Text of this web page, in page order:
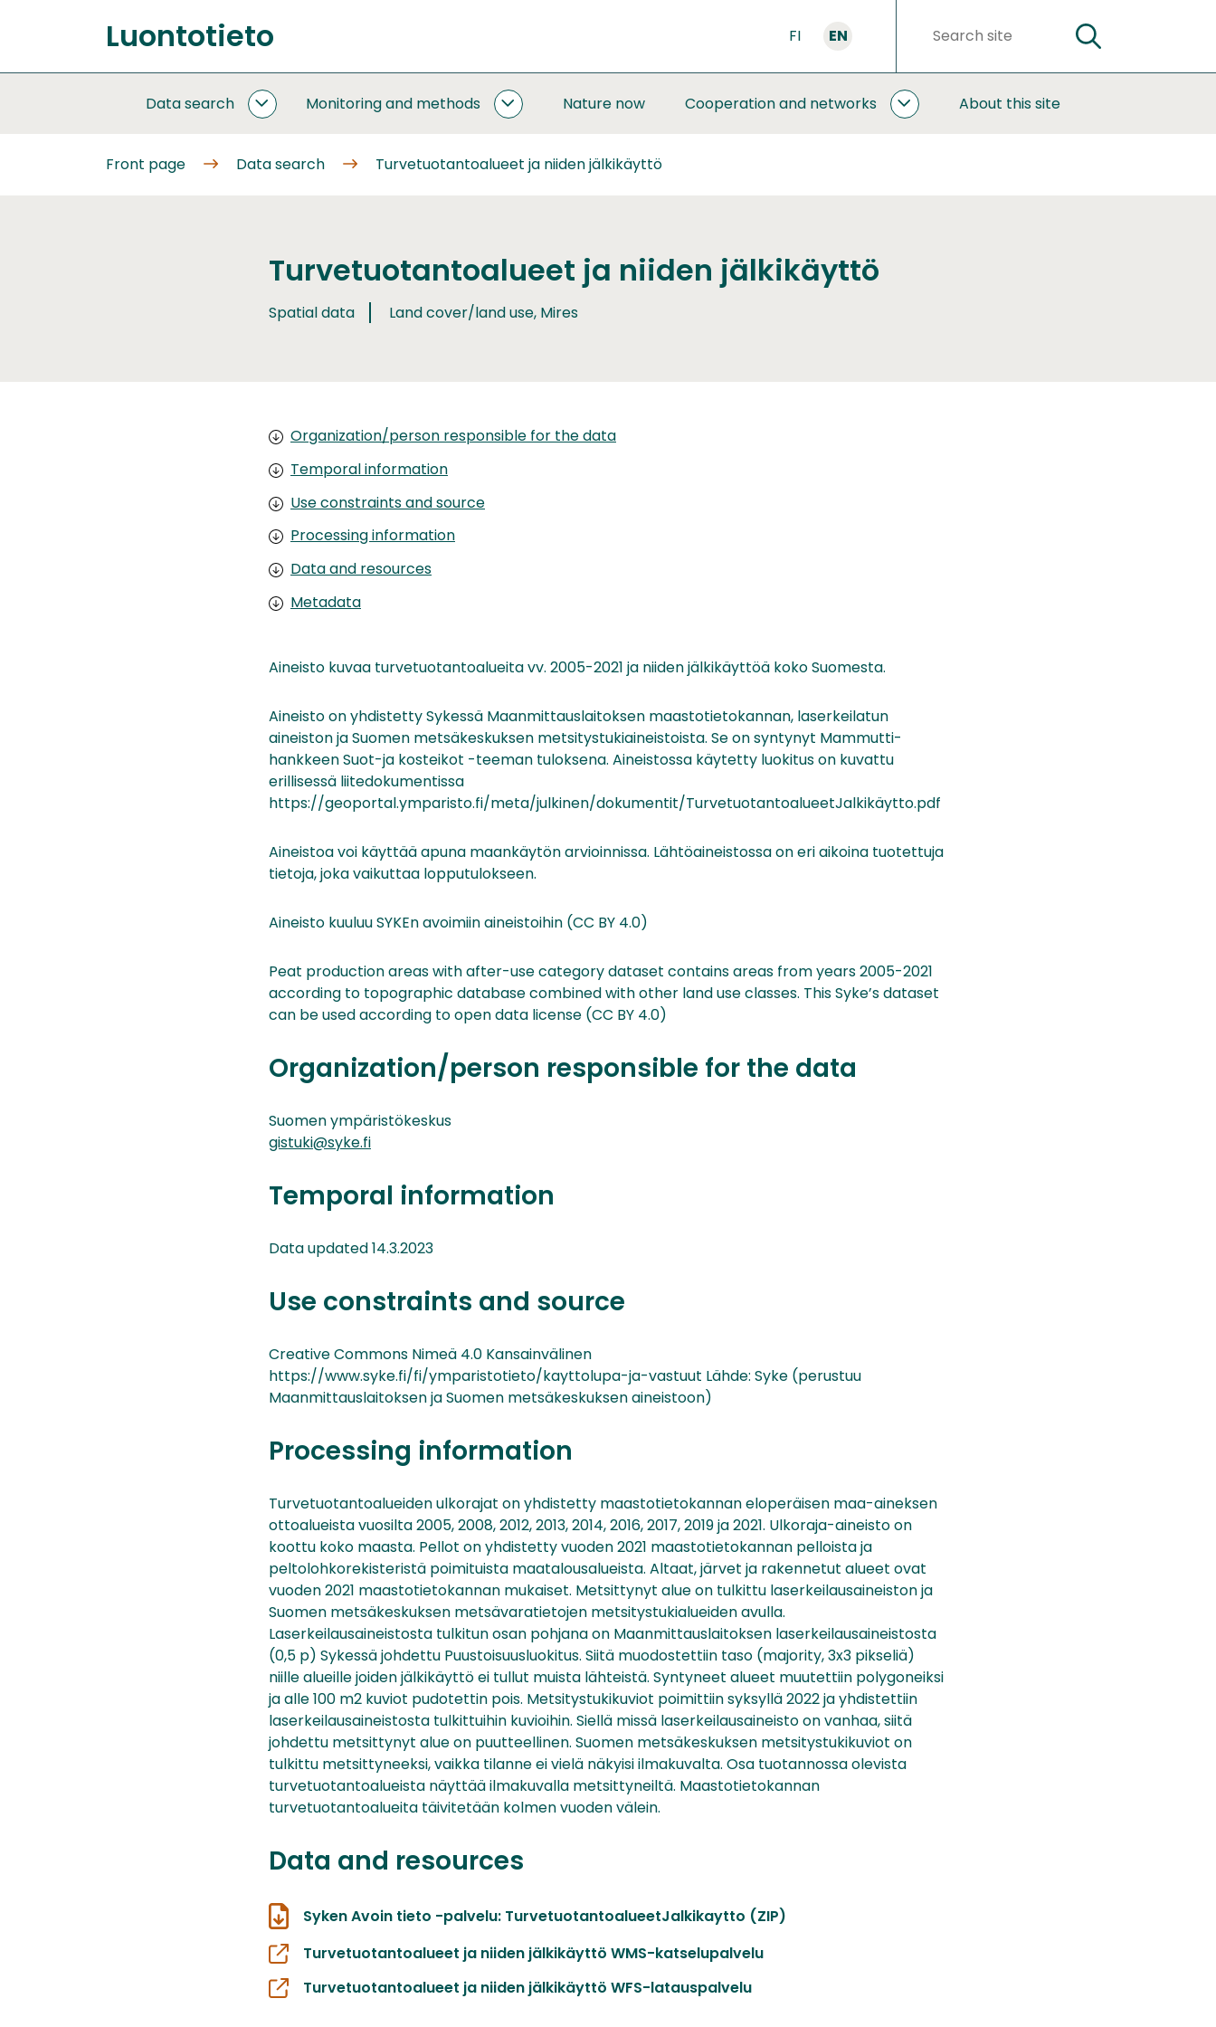
to
content
Front
Luontotieto FI EN
Search
SEARCH
Data search
DATA
Monitoring and methods
MONITORING
SUBPAGES
Nature now Cooperation and networks
COOPERATION
About this site
Front page Data search Turvetuotantoalueet ja niiden jälkikäyttö
Turvetuotantoalueet ja niiden jälkikäyttö
Spatial data Land cover/land use, Mires
Organization/person responsible for the data
Temporal information
Use constraints and source
Processing information
Data and resources
Metadata
Aineisto kuvaa turvetuotantoalueita vv. 2005-2021 ja niiden jälkikäyttöä koko Suomesta.
Aineisto on yhdistetty Sykessä Maanmittauslaitoksen maastotietokannan, laserkeilatun
aineiston ja Suomen metsäkeskuksen metsitystukiaineistoista. Se on syntynyt Mammutti-
hankkeen Suot-ja kosteikot -teeman tuloksena. Aineistossa käytetty luokitus on kuvattu
erillisessä liitedokumentissa
https://geoportal.ymparisto.fi/meta/julkinen/dokumentit/TurvetuotantoalueetJalkikäytto.pdf
Aineistoa voi käyttää apuna maankäytön arvioinnissa. Lähtöaineistossa on eri aikoina tuotettuja
tietoja, joka vaikuttaa lopputulokseen.
Aineisto kuuluu SYKEn avoimiin aineistoihin (CC BY 4.0)
Peat production areas with after-use category dataset contains areas from years 2005-2021
according to topographic database combined with other land use classes. This Syke’s dataset
can be used according to open data license (CC BY 4.0)
Organization/person responsible for the data
Suomen ympäristökeskus
gistuki@syke.fi
Temporal information
Data updated 14.3.2023
Use constraints and source
Creative Commons Nimeä 4.0 Kansainvälinen
https://www.syke.fi/fi/ymparistotieto/kayttolupa-ja-vastuut Lähde: Syke (perustuu
Maanmittauslaitoksen ja Suomen metsäkeskuksen aineistoon)
Processing information
Turvetuotantoalueiden ulkorajat on yhdistetty maastotietokannan eloperäisen maa-aineksen
ottoalueista vuosilta 2005, 2008, 2012, 2013, 2014, 2016, 2017, 2019 ja 2021. Ulkoraja-aineisto on
koottu koko maasta. Pellot on yhdistetty vuoden 2021 maastotietokannan pelloista ja
peltolohkorekisteristä poimituista maatalousalueista. Altaat, järvet ja rakennetut alueet ovat
vuoden 2021 maastotietokannan mukaiset. Metsittynyt alue on tulkittu laserkeilausaineiston ja
Suomen metsäkeskuksen metsävaratietojen metsitystukialueiden avulla.
Laserkeilausaineistosta tulkitun osan pohjana on Maanmittauslaitoksen laserkeilausaineistosta
(0,5 p) Sykessä johdettu Puustoisuusluokitus. Siitä muodostettiin taso (majority, 3x3 pikseliä)
niille alueille joiden jälkikäyttö ei tullut muista lähteistä. Syntyneet alueet muutettiin polygoneiksi
ja alle 100 m2 kuviot pudotettin pois. Metsitystukikuviot poimittiin syksyllä 2022 ja yhdistettiin
laserkeilausaineistosta tulkittuihin kuvioihin. Siellä missä laserkeilausaineisto on vanhaa, siitä
johdettu metsittynyt alue on puutteellinen. Suomen metsäkeskuksen metsitystukikuviot on
tulkittu metsittyneeksi, vaikka tilanne ei vielä näkyisi ilmakuvalta. Osa tuotannossa olevista
turvetuotantoalueista näyttää ilmakuvalla metsittyneiltä. Maastotietokannan
turvetuotantoalueita täivitetään kolmen vuoden välein.
Data and resources
Syken Avoin tieto -palvelu: TurvetuotantoalueetJalkikaytto (ZIP)
Turvetuotantoalueet ja niiden jälkikäyttö WMS-katselupalvelu
Turvetuotantoalueet ja niiden jälkikäyttö WFS-latauspalvelu